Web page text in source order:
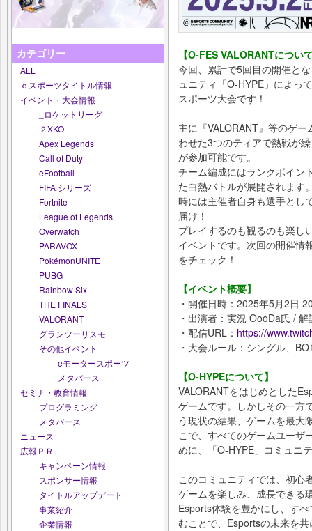
カテゴリー
ALL
ｅスポーツタイトル情報
イベント・大会情報
_ロケットリーグ
２XKO
Apex Legends
Call of Duty
eFootball
FIFA シリーズ
Fortnite
League of Legends
Overwatch
PARAVOX
PokémonUNITE
PUBG
Rainbow Six
THE FINALS
VALORANT
グランツーリスモ
その他イベント
eモータースポーツ
メタバース
セミナ・教育情報
プログラミング
メタバース
ニュース
広報ＰＲ
キャンペーン情報
スポンサー情報
タイトルアップデート
事業紹介
企業情報
【O-FES VALORANTについ
今回、累計で5回目の開催と
ュニティ「O-HYPE」によっ
スポーツ大会です！
主に『VALORANT』等のゲ
わせた3つのティアで熱戦が
が参加可能です。
チーム編成にはランクポイン
た白熱バトルが展開されます
時には主催者自身も選手とし
届け！
プレイするのも観るのも楽し
イベントです。次回の開催情
をチェック！
【イベント概要】
・開催日時：2025年5月2日
・出演者：実況 OooDa氏 /
・配信URL： https://
・大会ルール：シングル、
【O-HYPEについて】
VALORANTをはじめとした
ゲームです。しかしその一方
う現状の結果、ゲームを最大
こで、すべてのゲームユーザ
めに、「O-HYPE」コミュニ
このコミュニティでは、初心
ゲームを楽しみ、成長できる
Esports体験を豊かにし、す
むことで、Esportsの未来を